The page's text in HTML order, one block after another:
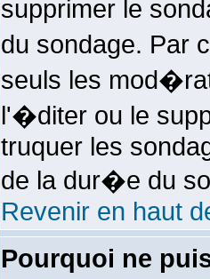
supprimer le
du sondage.
seuls les
l'�diter ou le
truquer les
de la dur�e du
Revenir en haut
Pourquoi ne